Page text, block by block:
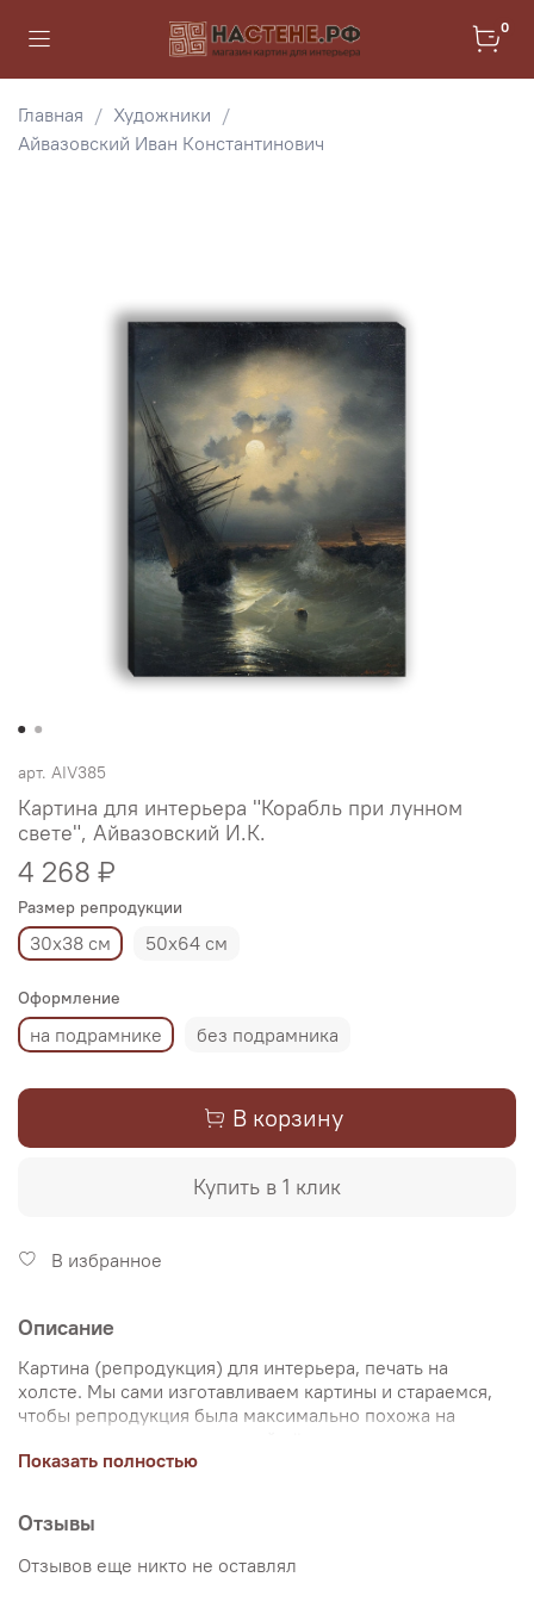
0
Главная
Художники
Айвазовский Иван Константинович
арт. AIV385
Картина для интерьера "Корабль при лунном
свете", Айвазовский И.К.
4 268 ₽
Размер репродукции
30х38 см 50х64 см
Оформление
на подрамнике без подрамника
В корзину
Купить в 1 клик
В избранное
Описание
Картина (репродукция) для интерьера, печать на
холсте. Мы сами изготавливаем картины и стараемся,
чтобы репродукция была максимально похожа на
Именно поэтому, мы уделяем особое внимание
печати используются художественный хлопковый холст
и экологические чернила. Репродукцию можно купить
на подрамнике (деревянный подрамник, галерейная
натяжка) или без подрамника (только холст,
Показать полностью
Отзывы
Отзывов еще никто не оставлял